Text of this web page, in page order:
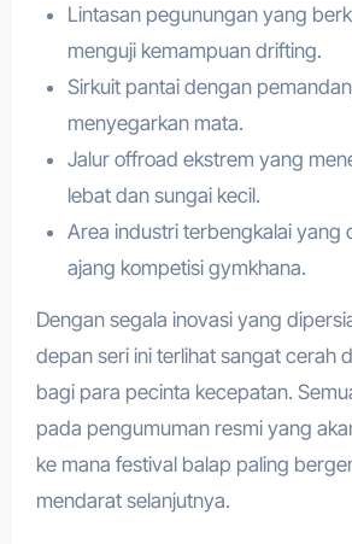
Lintasan pegunungan yang
menguji kemampuan drifting.
Sirkuit pantai dengan
menyegarkan mata.
Jalur offroad ekstrem yang
lebat dan sungai kecil.
Area industri terbengkalai yang
ajang kompetisi gymkhana.
Dengan segala inovasi yang
depan seri ini terlihat sangat cerah
bagi para pecinta kecepatan.
pada pengumuman resmi yang
ke mana festival balap paling
mendarat selanjutnya.